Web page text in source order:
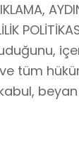
ve tüm
kabul,